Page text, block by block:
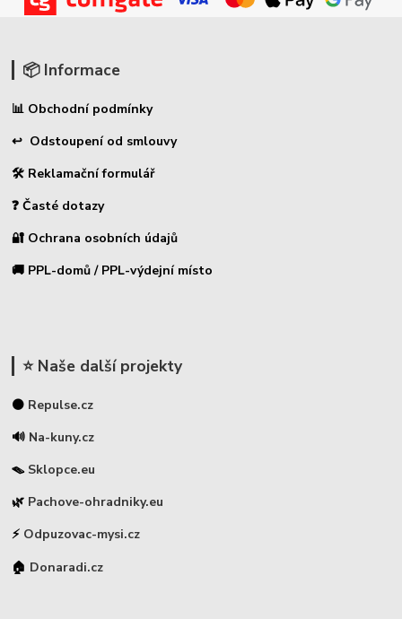
📦 Informace
📊 Obchodní podmínky
↩ Odstoupení od smlouvy
🛠 Reklamační formulář
❓ Časté dotazy
🔐 Ochrana osobních údajů
🚚 PPL-domů / PPL-výdejní místo
⭐ Naše další projekty
⚫ Repulse.cz
🔊 Na-kuny.cz
🪤 Sklopce.eu
🌿 Pachove-ohradniky.eu
⚡ Odpuzovac-mysi.cz
🏠 Donaradi.cz